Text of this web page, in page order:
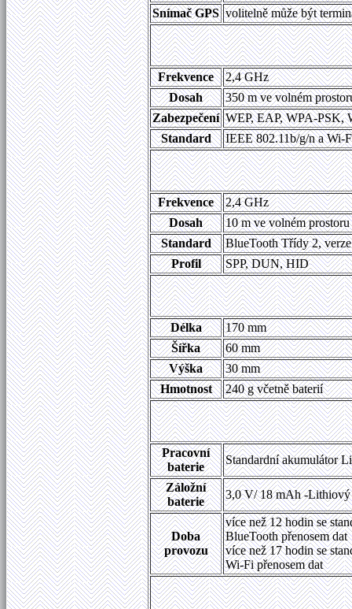
Snímač GPS volitelně může být
Frekvence
2,4 GHz
Dosah
350 m ve volném
Zabezpečení WEP, EAP, WPA-PSK,
Standard
IEEE 802.11b/g/n a Wi-
Frekvence
2,4 GHz
Dosah
10 m ve volném prostoru
Standard
BlueTooth Třídy 2,
Profil
SPP, DUN, HID
Délka
170 mm
Šířka
60 mm
Výška
30 mm
Hmotnost
240 g včetně baterií
Pracovní
baterie
Standardní akumulátor
Záložní
baterie
3,0 V/ 18 mAh -
Doba
provozu
více než 12 hodin se
BlueTooth přenosem dat
více než 17 hodin se
Wi-Fi přenosem dat